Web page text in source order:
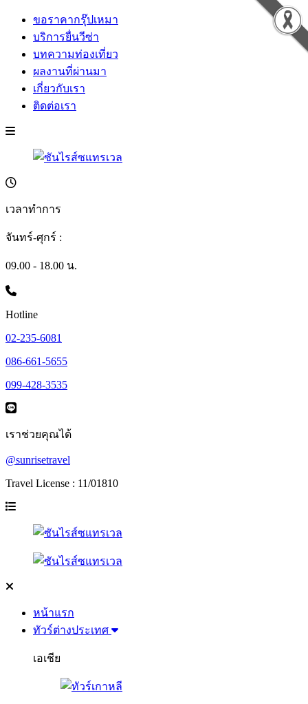
ขอราคากรุ๊ปเหมา
บริการยื่นวีซ่า
บทความท่องเที่ยว
ผลงานที่ผ่านมา
เกี่ยวกับเรา
ติดต่อเรา
เวลาทำการ
จันทร์-ศุกร์ :
09.00 - 18.00 น.
Hotline
02-235-6081
086-661-5655
099-428-3535
เราช่วยคุณได้
@sunrisetravel
Travel License : 11/01810
หน้าแรก
ทัวร์ต่างประเทศ
เอเชีย